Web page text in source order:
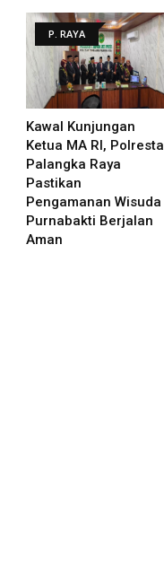
P. RAYA
Kawal Kunjungan
Ketua MA RI, Polresta
Palangka Raya
Pastikan
Pengamanan Wisuda
Purnabakti Berjalan
Aman